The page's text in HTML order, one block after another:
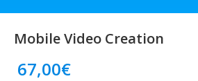
Mobile Video Creation
67,00€